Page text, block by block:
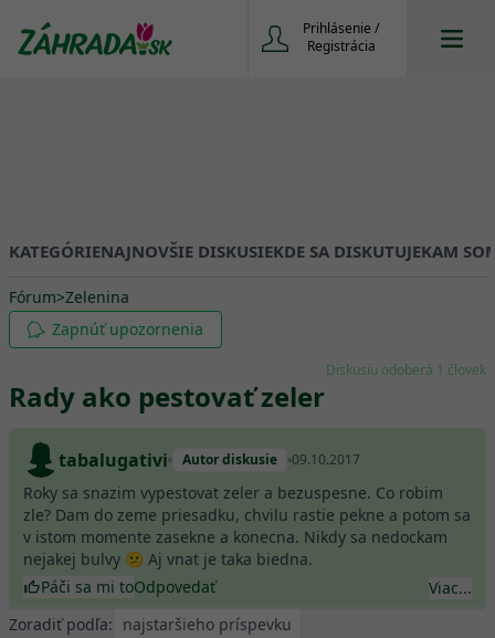
Prihlásenie /
Registrácia
KATEGÓRIENAJNOVŠIE DISKUSIEKDE SA DISKUTUJEKAM
Fórum>Zelenina
Zapnúť upozornenia
Diskusiu odoberá 1 človek
Rady ako pestovať zeler
tabalugativi Autor diskusie 09.10.2017
Roky sa snazim vypestovat zeler a bezuspesne. Co robim
zle? Dam do zeme priesadku, chvilu rastie pekne a potom sa
v istom momente zasekne a konecna. Nikdy sa nedockam
nejakej bulvy 😕 Aj vnat je taka biedna.
Páči sa mi toOdpovedať
Viac...
Zoradiť podľa: